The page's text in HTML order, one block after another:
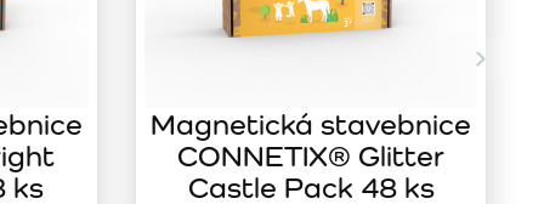
ks
Magnetická stavebnice
CONNETIX® Glitter
Castle Pack 48 ks